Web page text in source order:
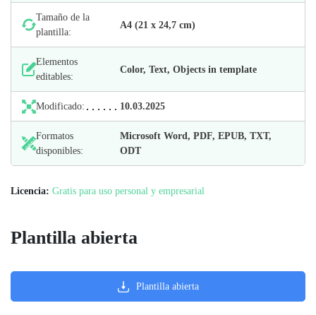
Tamaño de la
plantilla:
А4 (21 х 24,7 cm)
Elementos
editables:
Color, Text, Objects in template
Modificado: 10.03.2025
Formatos
disponibles:
Microsoft Word, PDF, EPUB, TXT,
ODT
Licencia: Gratis para uso personal y empresarial
Plantilla abierta
Plantilla abierta